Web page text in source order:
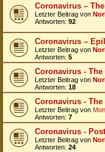
Coronavirus –
Letzter Beitrag von
Antworten: 92
Coronavirus –
Letzter Beitrag von
Antworten: 5
Coronavirus - The
Letzter Beitrag von
Antworten: 18
Coronavirus - The
Letzter Beitrag von
Antworten: 7
Coronavirus -
Letzter Beitrag von
Antworten: 24